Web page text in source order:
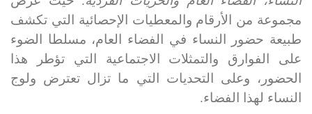
مجموعة من
الأرقام والمعطيات الإحصائية التي تكشف
طبيعة حضور النساء في الفضاء العام، مسلطا الضوء
على الفوارق والتمثلات الاجتماعية التي تؤطر هذا
الحضور، وعلى التحديات التي ما تزال تعترض ولوج
النساء لهذا الفضاء.